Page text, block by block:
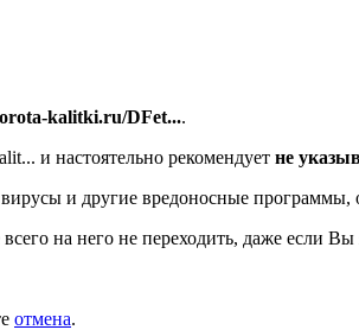
kalitki.ru/DFet....
и настоятельно рекомендует не
и другие вредоносные
на него не переходить, даже если
отмена.